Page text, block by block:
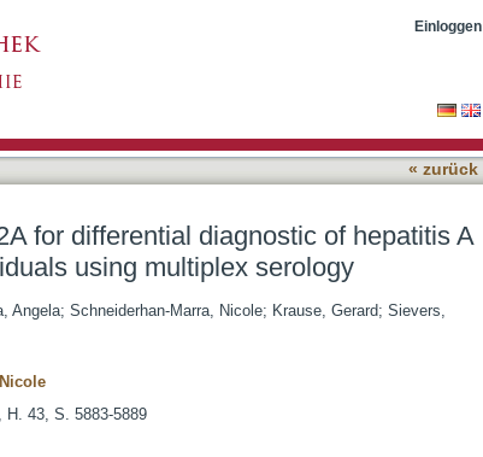
of hepatitis A infected and vaccinatedEinloggen
« zurück
for differential diagnostic of hepatitis A
using multiplex serology
Angela; Schneiderhan-Marra, Nicole; Krause, Gerard; Sievers,
H. 43, S. 5883-5889